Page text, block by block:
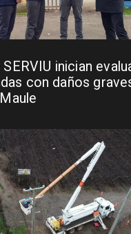
inician
con daños